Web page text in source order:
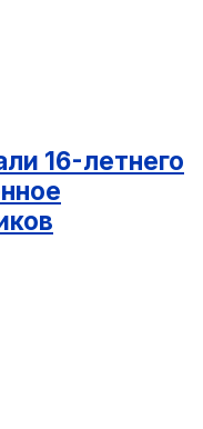
16-летнего